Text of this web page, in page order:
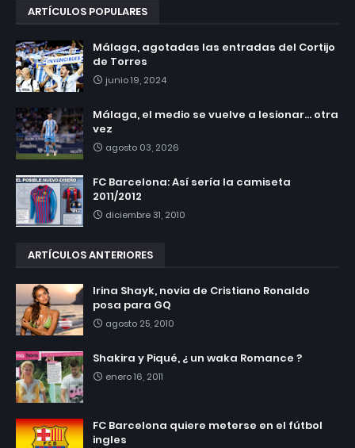
ARTÍCULOS POPULARES
Málaga, agotadas las entradas del Cortijo
de Torres
junio 19, 2024
Málaga, el medio se vuelve a lesionar... otra
vez
agosto 03, 2026
FC Barcelona: Así sería la camiseta
2011/2012
diciembre 31, 2010
ARTÍCULOS ANTERIORES
Irina Shayk, novia de Cristiano Ronaldo
posa para GQ
agosto 25, 2010
Shakira y Piqué, ¿ un waka Romance ?
enero 16, 2011
FC Barcelona quiere meterse en el fútbol
ingles